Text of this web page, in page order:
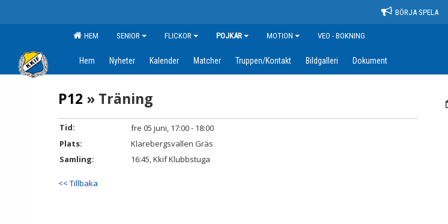
BÖRJA SPELA
HEM SENIOR FLICKOR POJKAR MOTION VEO - BOKNING
Hem Nyheter Kalender Matcher Truppen/Kontakt Bildgalleri Dokument
P12 » Träning
Tid:
fre 05 juni, 17:00 - 18:00
Plats:
Klarebergsvallen Gräs
Samling:
16:45, Kkif Klubbstuga
<< Tillbaka